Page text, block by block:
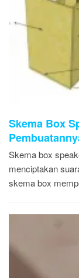
Skema Box
Skema box
menciptakan
skema box